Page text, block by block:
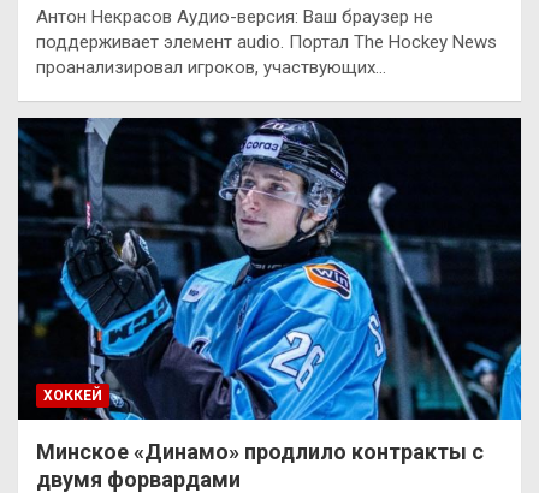
Антон Некрасов Аудио-версия: Ваш браузер не
поддерживает элемент audio. Портал The Hockey News
проанализировал игроков, участвующих…
ХОККЕЙ
Минское «Динамо» продлило контракты с
двумя форвардами